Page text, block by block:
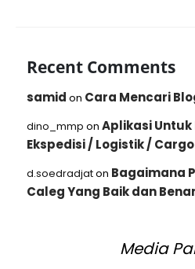
Recent Comments
samid on Cara Mencari
dino_mmp on Aplikasi
Ekspedisi / Logistik / Cargo
d.soedradjaton Bagaimana
Caleg Yang Baik dan Benar
Media